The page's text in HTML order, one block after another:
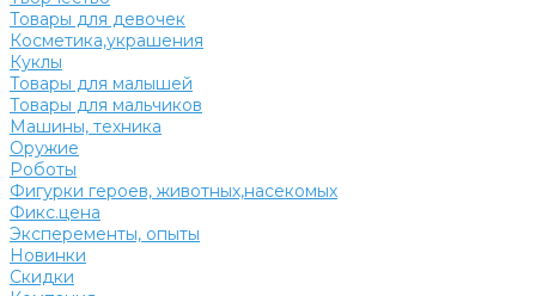
Товары для девочек
Косметика,украшения
Куклы
Товары для малышей
Товары для мальчиков
Машины, техника
Оружие
Роботы
Фигурки героев, животных,насекомых
Фикс.цена
Эксперементы, опыты
Новинки
Скидки